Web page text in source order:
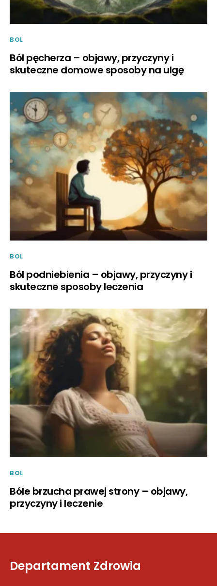
BOL
Ból pęcherza – objawy, przyczyny i
skuteczne domowe sposoby na ulgę
BOL
Ból podniebienia – objawy, przyczyny i
skuteczne sposoby leczenia
BOL
Bóle brzucha prawej strony – objawy,
przyczyny i leczenie
Departament Zdrowia